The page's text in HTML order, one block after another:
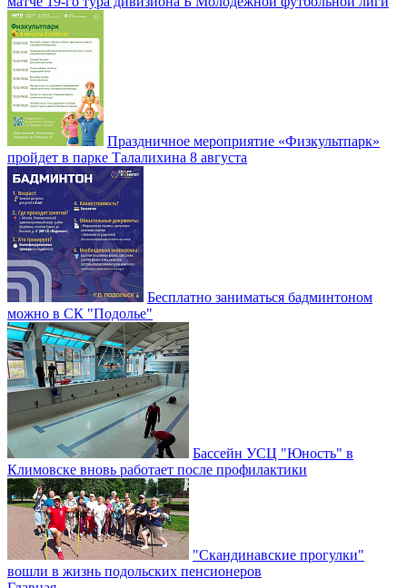
Праздничное мероприятие «Физкультпарк»
пройдет в парке Талалихина 8 августа
Бесплатно заниматься бадминтоном
можно в СК "Подолье"
Бассейн УСЦ "Юность" в
Климовске вновь работает после профилактики
"Скандинавские прогулки"
вошли в жизнь подольских пенсионеров